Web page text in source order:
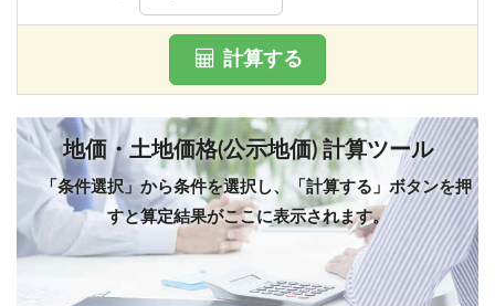
計算する
地価・土地価格(公示地価) 計算ツール
「条件選択」から条件を選択し、「計算する」ボタンを押
すと算定結果がここに表示されます。